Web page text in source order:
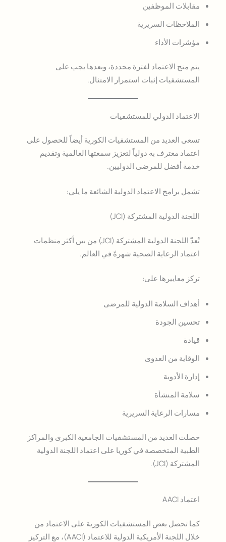
مقابلات الموظفين
الملاحظات السريرية
مؤشرات الأداء
يتم منح الاعتماد لفترة محددة، وبعدها يجب على
المستشفيات إثبات استمرار الامتثال.
الاعتماد الدولي للمستشفيات
تسعى العديد من المستشفيات الكورية أيضاً للحصول على
اعتماد معترف به دولياً لتعزيز سمعتها العالمية وتقديم
خدمة أفضل للمرضى الدوليين.
تشمل برامج الاعتماد الدولية الشائعة ما يلي:
اللجنة الدولية المشتركة (JCI)
تُعدّ اللجنة الدولية المشتركة (JCI) من بين أكثر منظمات
اعتماد الرعاية الصحية شهرةً في العالم.
تركز معاييرها على:
أهداف السلامة الدولية للمرضى
تحسين الجودة
قيادة
الوقاية من العدوى
إدارة الأدوية
سلامة المنشأة
مسارات الرعاية السريرية
حصلت العديد من المستشفيات الجامعية الكبرى والمراكز
الطبية المتخصصة في كوريا على اعتماد اللجنة الدولية
المشتركة (JCI).
اعتماد AACI
كما تحصل بعض المستشفيات الكورية على الاعتماد من
خلال اللجنة الأمريكية الدولية للاعتماد (AACI)، مع التركيز